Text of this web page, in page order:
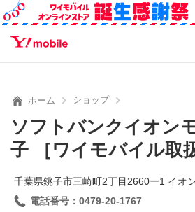
SEARCH
ホーム ショップ
ソフトバンクイオン
子 ［ワイモバイル取
千葉県銚子市三崎町2丁目2660ー1 イオ
電話番号：0479-20-1767